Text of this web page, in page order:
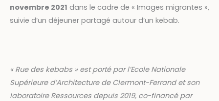
novembre 2021 dans le cadre de « Images migrantes »,
suivie d’un déjeuner partagé autour d’un kebab.
« Rue des kebabs » est porté par l’Ecole Nationale
Supérieure d’Architecture de Clermont-Ferrand et son
laboratoire Ressources depuis 2019, co-financé par